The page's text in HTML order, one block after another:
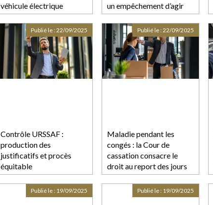
véhicule électrique
produit en Europe
un empêchement d’agir
Contrôle URSSAF :
production des
justificatifs et procès
équitable
Publié le :22/09/2025
Maladie pendant les
congés : la Cour de
cassation consacre le
droit au report des jours
de congé payé
Publié le :22/09/2025
Publié le : 19/09/2025 Publié le : 19/09/2025